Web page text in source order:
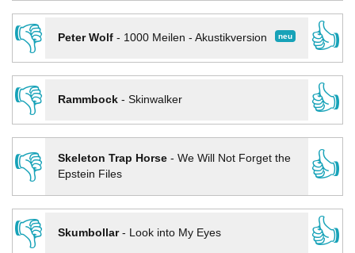
👎
neu
Peter Wolf- 1000 Meilen - Akustikversion
👍
👎
Rammbock- Skinwalker
👍
👎
Skeleton Trap Horse- We Will Not Forget the
Epstein Files
👍
👎
Skumbollar- Look into My Eyes
👍